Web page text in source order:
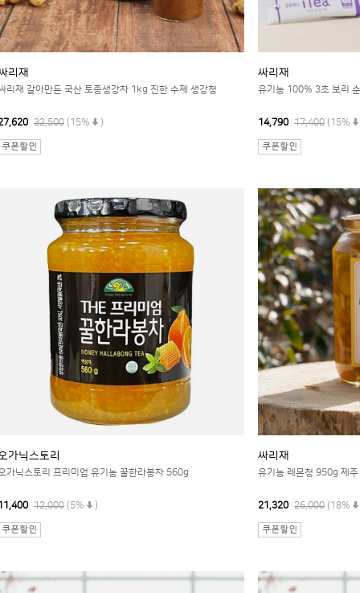
리재
리재 갈아만든 국산 토종생강차 1kg 진한 수제 생강청
32,500 (15% )
싸리재
유기농 100% 3초 보리
14,790 17,400 (15%
가닉스토리
가닉스토리 프리미엄 유기농 꿀한라봉차 560g
12,000 (5% )
싸리재
유기농 레몬청 950g 제
21,320 26,000 (18%